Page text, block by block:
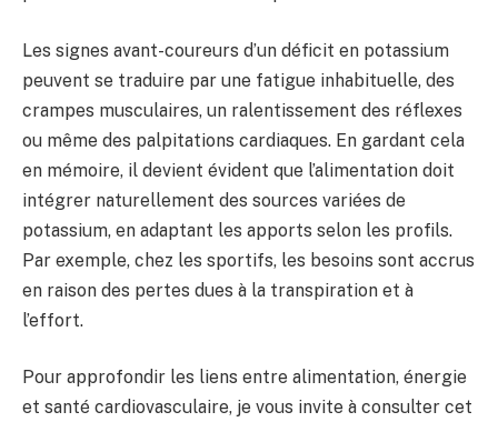
Les signes avant-coureurs d’un déficit en potassium
peuvent se traduire par une fatigue inhabituelle, des
crampes musculaires, un ralentissement des réflexes
ou même des palpitations cardiaques. En gardant cela
en mémoire, il devient évident que l’alimentation doit
intégrer naturellement des sources variées de
potassium, en adaptant les apports selon les profils.
Par exemple, chez les sportifs, les besoins sont accrus
en raison des pertes dues à la transpiration et à
l’effort.
Pour approfondir les liens entre alimentation, énergie
et santé cardiovasculaire, je vous invite à consulter cet